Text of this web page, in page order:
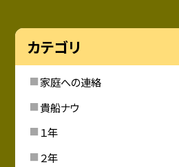
カテゴリ
家庭への連絡
貴船ナウ
１年
２年